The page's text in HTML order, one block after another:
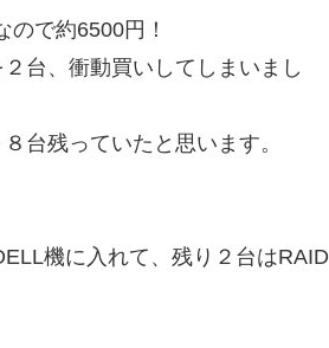
で約6500円！
台、衝動買いしてしまいまし
台残っていたと思います。
機に入れて、残り２台はRAID